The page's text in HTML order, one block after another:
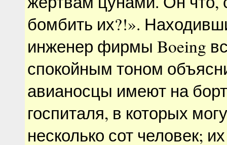
бомбить их?!».
инженер фирмы Boeing
спокойным тоном
авианосцы имеют на
госпиталя, в которых
несколько сот человек;